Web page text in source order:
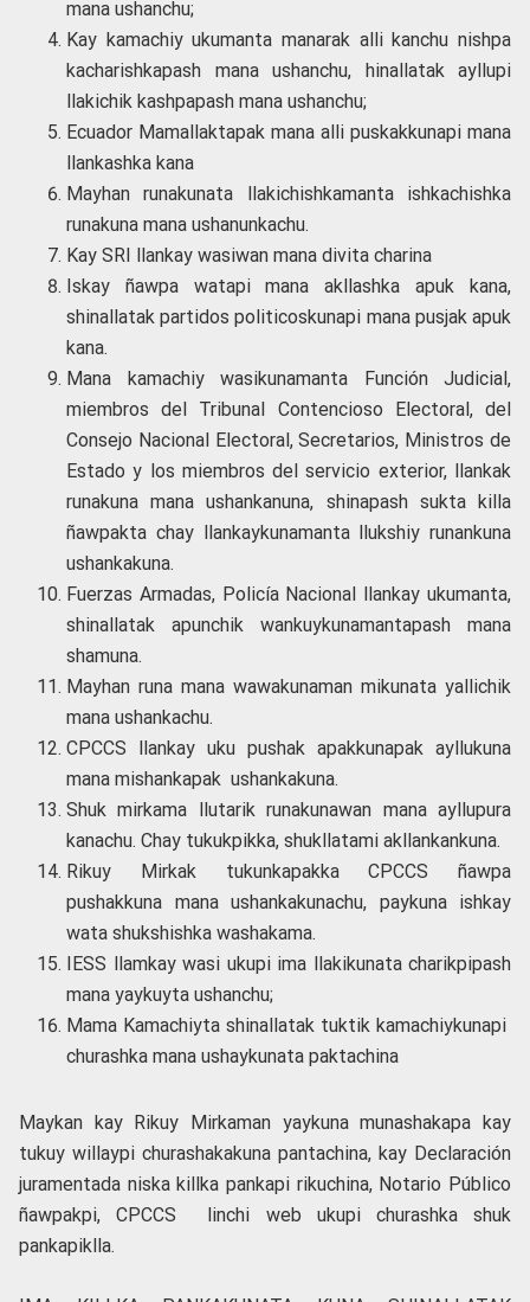
mana ushanchu;
Kay kamachiy ukumanta manarak alli kanchu nishpa
kacharishkapash mana ushanchu, hinallatak ayllupi
llakichik kashpapash mana ushanchu;
Ecuador Mamallaktapak mana alli puskakkunapi mana
llankashka kana
Mayhan runakunata llakichishkamanta ishkachishka
runakuna mana ushanunkachu.
Kay SRI llankay wasiwan mana divita charina
Iskay ñawpa watapi mana akllashka apuk kana,
shinallatak partidos politicoskunapi mana pusjak apuk
kana.
Mana kamachiy wasikunamanta Función Judicial,
miembros del Tribunal Contencioso Electoral, del
Consejo Nacional Electoral, Secretarios, Ministros de
Estado y los miembros del servicio exterior, llankak
runakuna mana ushankanuna, shinapash sukta killa
ñawpakta chay llankaykunamanta llukshiy runankuna
ushankakuna.
Fuerzas Armadas, Policía Nacional llankay ukumanta,
shinallatak apunchik wankuykunamantapash mana
shamuna.
Mayhan runa mana wawakunaman mikunata yallichik
mana ushankachu.
CPCCS llankay uku pushak apakkunapak ayllukuna
mana mishankapak ushankakuna.
Shuk mirkama llutarik runakunawan mana ayllupura
kanachu. Chay tukukpikka, shukllatami akllankankuna.
Rikuy Mirkak tukunkapakka CPCCS ñawpa
pushakkuna mana ushankakunachu, paykuna ishkay
wata shukshishka washakama.
IESS llamkay wasi ukupi ima llakikunata charikpipash
mana yaykuyta ushanchu;
Mama Kamachiyta shinallatak tuktik kamachiykunapi
churashka mana ushaykunata paktachina
Maykan kay Rikuy Mirkaman yaykuna munashakapa kay
tukuy willaypi churashakakuna pantachina, kay Declaración
juramentada niska killka pankapi rikuchina, Notario Público
ñawpakpi, CPCCS linchi web ukupi churashka shuk
pankapiklla.